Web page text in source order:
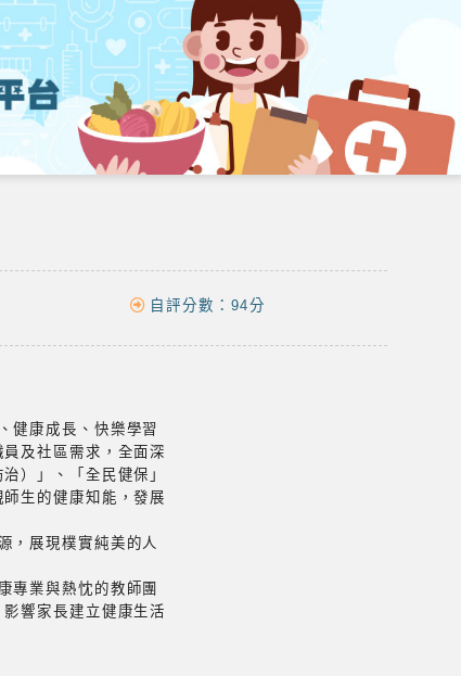
自評分數： 94分
健康成長、快樂學習
及社區需求，全面深
）」、「全民健保」
生的健康知能，發展
，展現樸實純美的人
專業與熱忱的教師團
響家長建立健康生活